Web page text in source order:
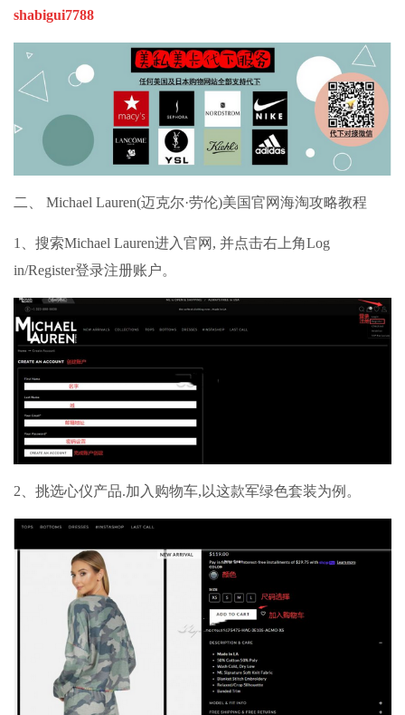
shabigui7788
二、 Michael Lauren(迈克尔·劳伦)美国官网海淘攻略教程
1、搜索Michael Lauren进入官网, 并点击右上角Log
in/Register登录注册账户。
2、挑选心仪产品.加入购物车,以这款军绿色套装为例。